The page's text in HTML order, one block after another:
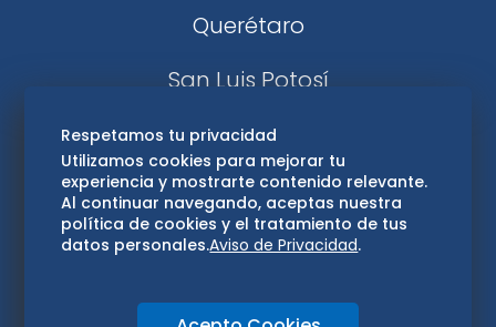
Querétaro
San Luis Potosí
Edomex
Consultas
Hidalgo
Oaxaca
Respetamos tu privacidad
Utilizamos cookies para mejorar tu
experiencia y mostrarte contenido relevante.
Al continuar navegando, aceptas nuestra
política de cookies y el tratamiento de tus
datos personales.Aviso de Privacidad.